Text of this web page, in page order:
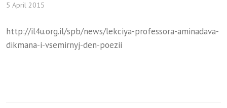
5 April 2015
http://il4u.org.il/spb/news/lekciya-professora-aminadava-
dikmana-i-vsemirnyj-den-poezii